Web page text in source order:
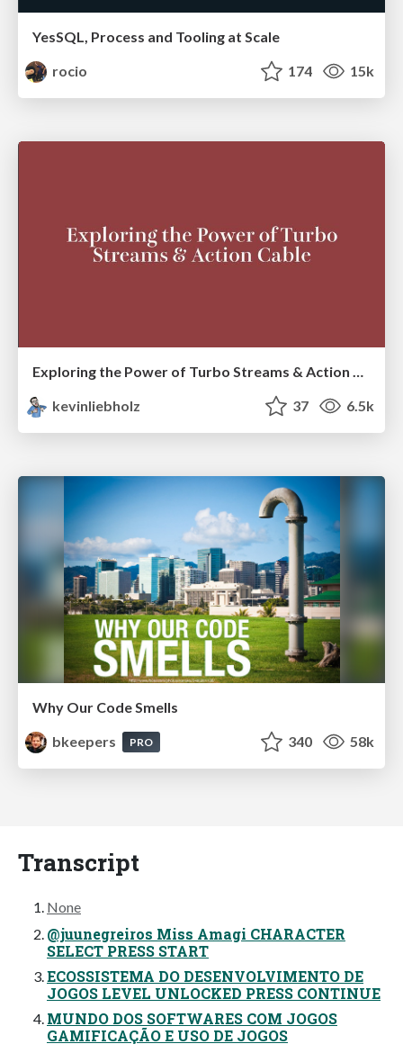
YesSQL, Process and Tooling at Scale
rocio
174 15k
Exploring the Power of Turbo Streams & Action Cable | RailsConf2023
kevinliebholz
37 6.5k
Why Our Code Smells
bkeepers
PRO 340 58k
Transcript
None
@juunegreiros Miss Amagi CHARACTER
SELECT PRESS START
ECOSSISTEMA DO DESENVOLVIMENTO DE
JOGOS LEVEL UNLOCKED PRESS CONTINUE
MUNDO DOS SOFTWARES COM JOGOS
GAMIFICAÇÃO E USO DE JOGOS